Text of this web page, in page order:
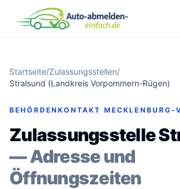
Startseite/Zulassungsstellen/
Stralsund (Landkreis Vorpommern-Rügen)
BEHÖRDENKONTAKT MECKLENBURG-
Zulassungsstelle
— Adresse und
Öffnungszeiten